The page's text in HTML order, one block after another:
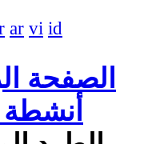
ar vi id
الصفحة